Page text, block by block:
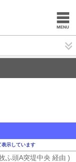
示しています
ふ頭A突堤中央 経由 )